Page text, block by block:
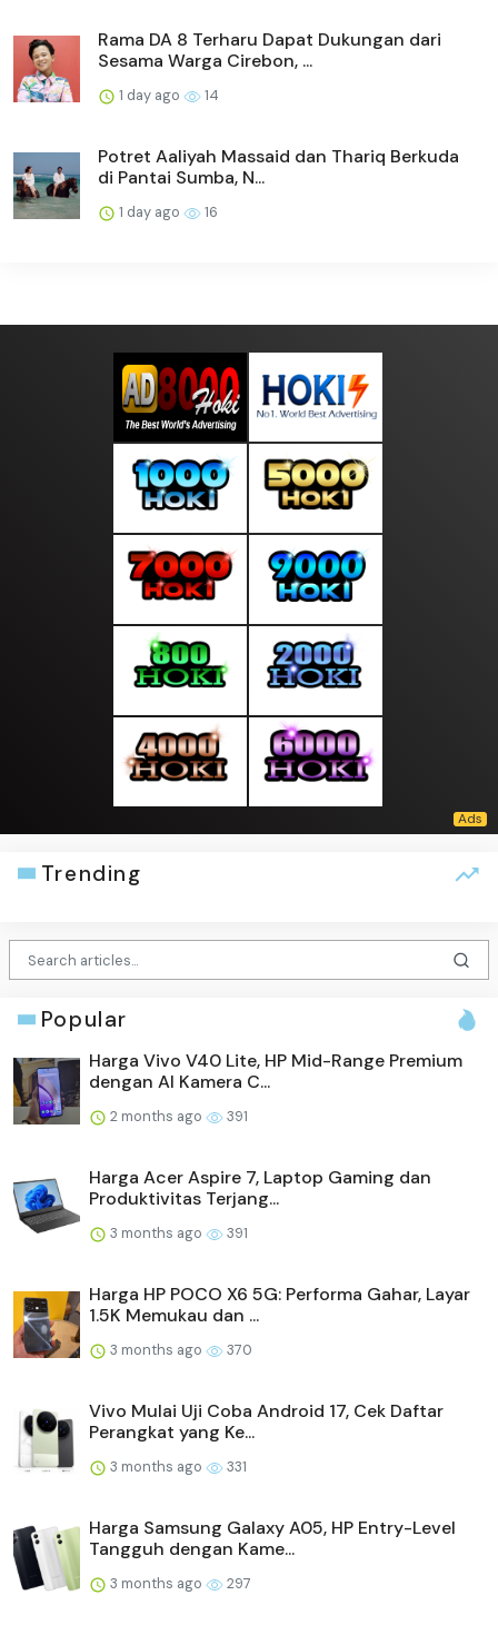
Rama DA 8 Terharu Dapat Dukungan dari
Sesama Warga Cirebon, ...
1 day ago 14
Potret Aaliyah Massaid dan Thariq Berkuda
di Pantai Sumba, N...
1 day ago 16
Trending
Popular
Harga Vivo V40 Lite, HP Mid-Range Premium
dengan AI Kamera C...
2 months ago 391
Harga Acer Aspire 7, Laptop Gaming dan
Produktivitas Terjang...
3 months ago 391
Harga HP POCO X6 5G: Performa Gahar, Layar
1.5K Memukau dan ...
3 months ago 370
Vivo Mulai Uji Coba Android 17, Cek Daftar
Perangkat yang Ke...
3 months ago 331
Harga Samsung Galaxy A05, HP Entry-Level
Tangguh dengan Kame...
3 months ago 297